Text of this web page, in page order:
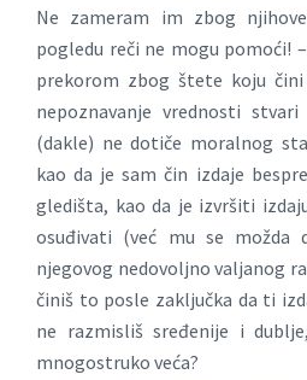
Ne zameram im zbog
pogledu reči ne mogu pomoći!
prekorom zbog štete koju
nepoznavanje vrednosti
(dakle) ne dotiče moralnog
kao da je sam čin izdaje
gledišta, kao da je izvršiti
osuđivati (već mu se možda
njegovog nedovoljno valjanog
činiš to posle zaključka da ti
ne razmisliš sređenije i
mnogostruko veća?